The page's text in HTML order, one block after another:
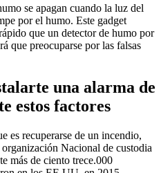
se apagan cuando la luz del
por el humo. Este gadget
que un detector de humo por
que preocuparse por las falsas
una alarma de
estos factores
es recuperarse de un incendio,
Nacional de custodia
más de ciento trece.000